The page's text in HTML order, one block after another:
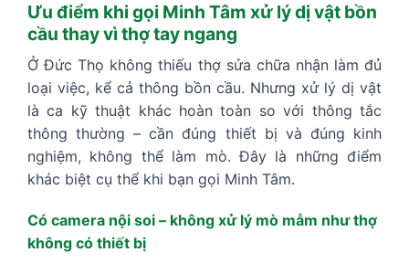
Ưu điểm khi gọi Minh Tâm xử lý dị vật bồn
cầu thay vì thợ tay ngang
Ở Đức Thọ không thiếu thợ sửa chữa nhận làm đủ
loại việc, kể cả thông bồn cầu. Nhưng xử lý dị vật
là ca kỹ thuật khác hoàn toàn so với thông tắc
thông thường – cần đúng thiết bị và đúng kinh
nghiệm, không thể làm mò. Đây là những điểm
khác biệt cụ thể khi bạn gọi Minh Tâm.
Có camera nội soi – không xử lý mò mẫm như thợ
không có thiết bị